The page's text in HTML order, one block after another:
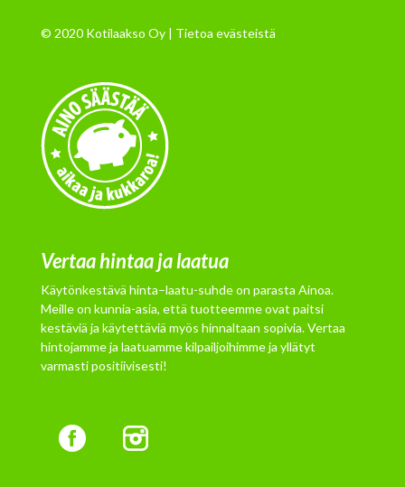
© 2020 Kotilaakso Oy | Tietoa evästeistä
Vertaa hintaa ja laatua
Käytönkestävä hinta–laatu-suhde on parasta Ainoa.
Meille on kunnia-asia, että tuotteemme ovat paitsi
kestäviä ja käytettäviä myös hinnaltaan sopivia. Vertaa
hintojamme ja laatuamme kilpailjoihimme ja yllätyt
varmasti positiivisesti!